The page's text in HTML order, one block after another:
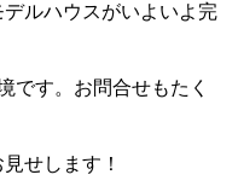
ルハウスがいよいよ完
です。お問合せもたく
せします！